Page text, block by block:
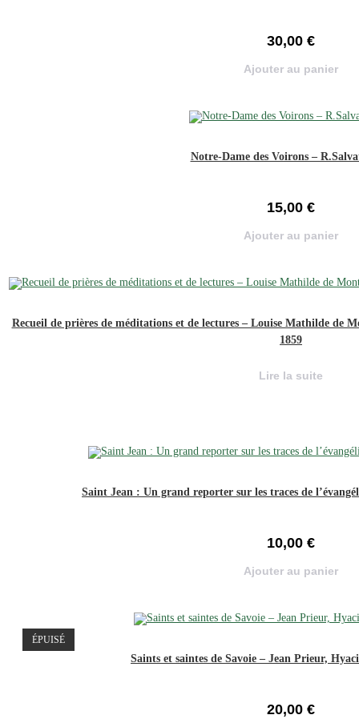
30,00 €
Ajouter au panier
Notre-Dame des Voirons –
15,00 €
Ajouter au panier
Recueil de prières de méditations et de lectures – Louise Mathilde de
1859
Lire la suite
Saint Jean : Un grand reporter sur les traces de
10,00 €
Ajouter au panier
ÉPUISÉ
Saints et saintes de Savoie – Jean Prieur,
20,00 €